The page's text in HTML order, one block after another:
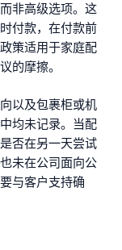
非高级选项。这
付款，在付款前
策适用于家庭配
的摩擦。
以及包裹柜或机
均未记录。当配
否在另一天尝试
未在公司面向公
与客户支持确